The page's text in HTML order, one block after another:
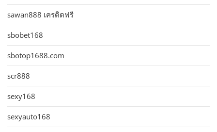
sawan888 เครดิตฟรี
sbobet168
sbotop1688.com
scr888
sexy168
sexyauto168